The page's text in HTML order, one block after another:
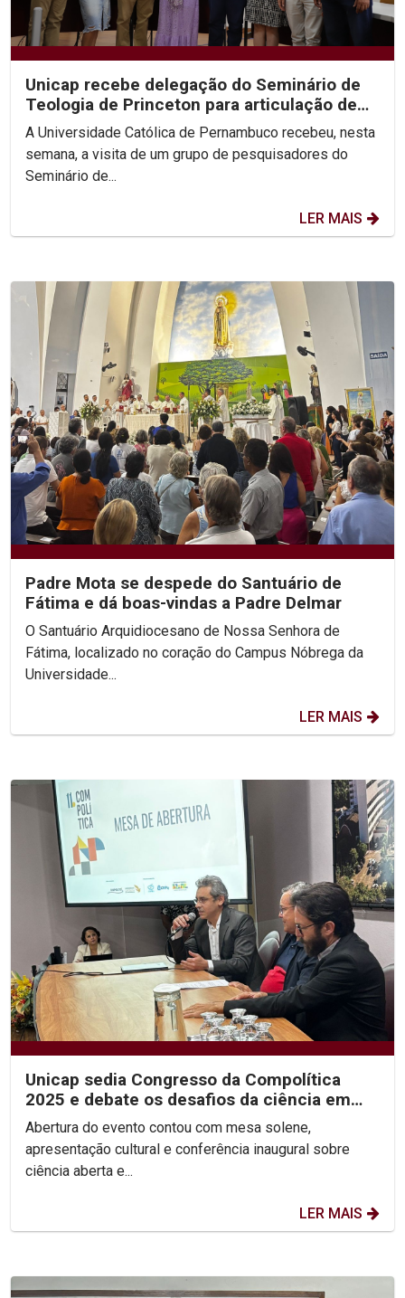
Unicap recebe delegação do Seminário de
Teologia de Princeton para articulação de
congresso...
A Universidade Católica de Pernambuco recebeu, nesta
semana, a visita de um grupo de pesquisadores do
Seminário de...
LER MAIS
Padre Mota se despede do Santuário de
Fátima e dá boas-vindas a Padre Delmar
O Santuário Arquidiocesano de Nossa Senhora de
Fátima, localizado no coração do Campus Nóbrega da
Universidade...
LER MAIS
Unicap sedia Congresso da Compolítica
2025 e debate os desafios da ciência em
tempos de...
Abertura do evento contou com mesa solene,
apresentação cultural e conferência inaugural sobre
ciência aberta e...
LER MAIS